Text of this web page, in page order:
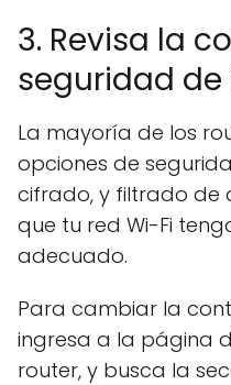
3. Revisa la
seguridad de
La mayoría de los
opciones de
cifrado, y filtrado de
que tu red Wi-Fi
adecuado.
Para cambiar la
ingresa a la página
router, y busca la